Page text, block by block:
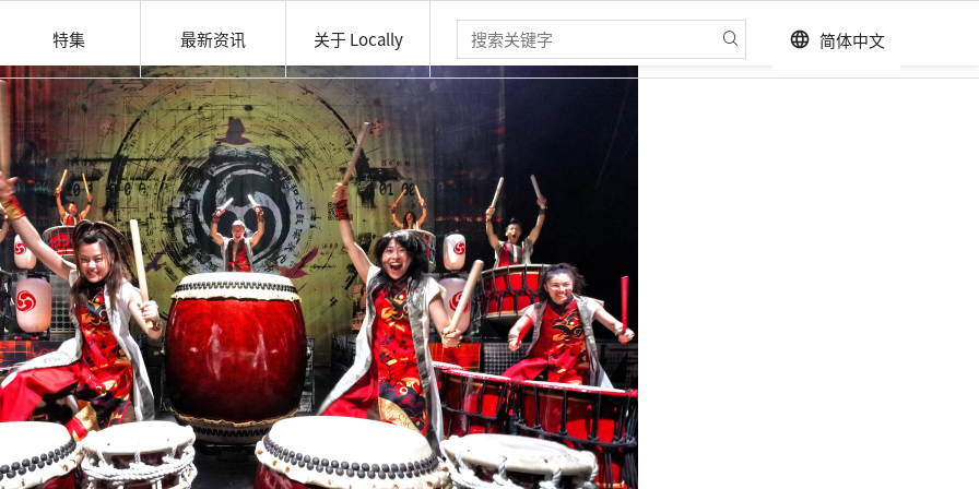
特集 最新资讯 关于 Locally language 简体中文